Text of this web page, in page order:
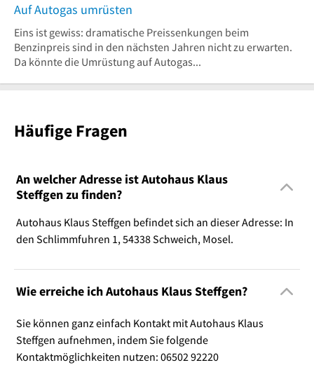
Auf Autogas umrüsten
Eins ist gewiss: dramatische Preissenkungen beim
Benzinpreis sind in den nächsten Jahren nicht zu erwarten.
Da könnte die Umrüstung auf Autogas...
Häufige Fragen
An welcher Adresse ist Autohaus Klaus
Steffgen zu finden?
Autohaus Klaus Steffgen befindet sich an dieser Adresse: In
den Schlimmfuhren 1, 54338 Schweich, Mosel.
Wie erreiche ich Autohaus Klaus Steffgen?
Sie können ganz einfach Kontakt mit Autohaus Klaus
Steffgen aufnehmen, indem Sie folgende
Kontaktmöglichkeiten nutzen: 06502 92220